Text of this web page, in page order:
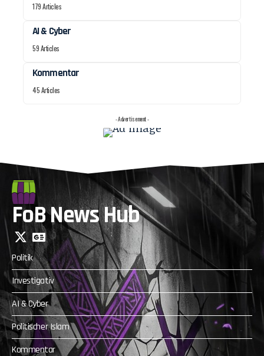
179 Articles
AI & Cyber
59 Articles
Kommentar
45 Articles
- Advertisement -
FoB News Hub
Politik
Investigativ
AI & Cyber
Politischer Islam
Kommentar